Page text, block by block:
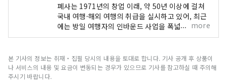
폐사는 1971년의 창업 이래, 약 50년 이상에 걸쳐
국내 여행·해외 여행의 취급을 실시하고 있어, 최근
에는 방일 여행자의 인바운드 사업을 폭넓게 전개하
고 있습니다. 특히 인바운드 사업은 세토나이카이
관과 같은 관광수배는 물론, 또한 의료기관·지자체
와 제휴함으로써 기업시찰이나 인간독·학교방문 등
more
본 기사의 정보는 취재・집필 당시의 내용을 토대로 합니다. 기사 공개 후 상품이
나 서비스의 내용 및 요금이 변동되는 경우가 있으므로 기사를 참고하실 때 주의해
주시기 바랍니다.